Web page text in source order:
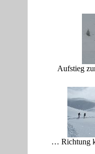
Aufstieg
… Richtung